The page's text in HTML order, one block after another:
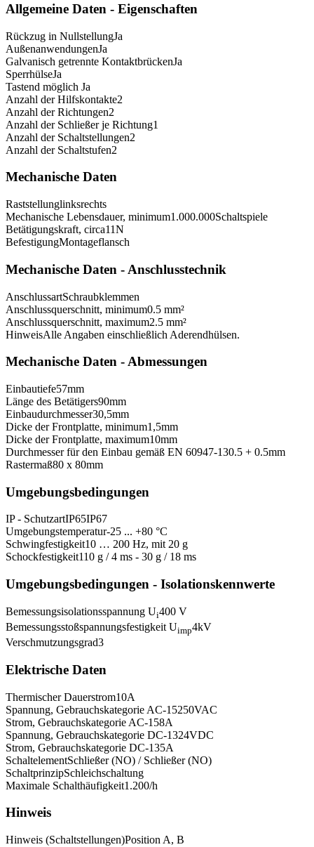
Allgemeine Daten - Eigenschaften
Rückzug in NullstellungJa
AußenanwendungenJa
Galvanisch getrennte KontaktbrückenJa
SperrhülseJa
Tastend möglich Ja
Anzahl der Hilfskontakte2
Anzahl der Richtungen2
Anzahl der Schließer je Richtung1
Anzahl der Schaltstellungen2
Anzahl der Schaltstufen2
Mechanische Daten
Raststellunglinksrechts
Mechanische Lebensdauer, minimum1.000.000Schaltspiele
Betätigungskraft, circa11N
BefestigungMontageflansch
Mechanische Daten - Anschlusstechnik
AnschlussartSchraubklemmen
Anschlussquerschnitt, minimum0.5 mm²
Anschlussquerschnitt, maximum2.5 mm²
HinweisAlle Angaben einschließlich Aderendhülsen.
Mechanische Daten - Abmessungen
Einbautiefe57mm
Länge des Betätigers90mm
Einbaudurchmesser30,5mm
Dicke der Frontplatte, minimum1,5mm
Dicke der Frontplatte, maximum10mm
Durchmesser für den Einbau gemäß EN 60947-130.5 + 0.5mm
Rastermaß80 x 80mm
Umgebungsbedingungen
IP - SchutzartIP65IP67
Umgebungstemperatur-25 ... +80 °C
Schwingfestigkeit10 … 200 Hz, mit 20 g
Schockfestigkeit110 g / 4 ms - 30 g / 18 ms
Umgebungsbedingungen - Isolationskennwerte
Bemessungsisolationsspannung Ui400 V
Bemessungsstoßspannungsfestigkeit Uimp4kV
Verschmutzungsgrad3
Elektrische Daten
Thermischer Dauerstrom10A
Spannung, Gebrauchskategorie AC-15250VAC
Strom, Gebrauchskategorie AC-158A
Spannung, Gebrauchskategorie DC-1324VDC
Strom, Gebrauchskategorie DC-135A
SchaltelementSchließer (NO) / Schließer (NO)
SchaltprinzipSchleichschaltung
Maximale Schalthäufigkeit1.200/h
Hinweis
Hinweis (Schaltstellungen)Position A, B